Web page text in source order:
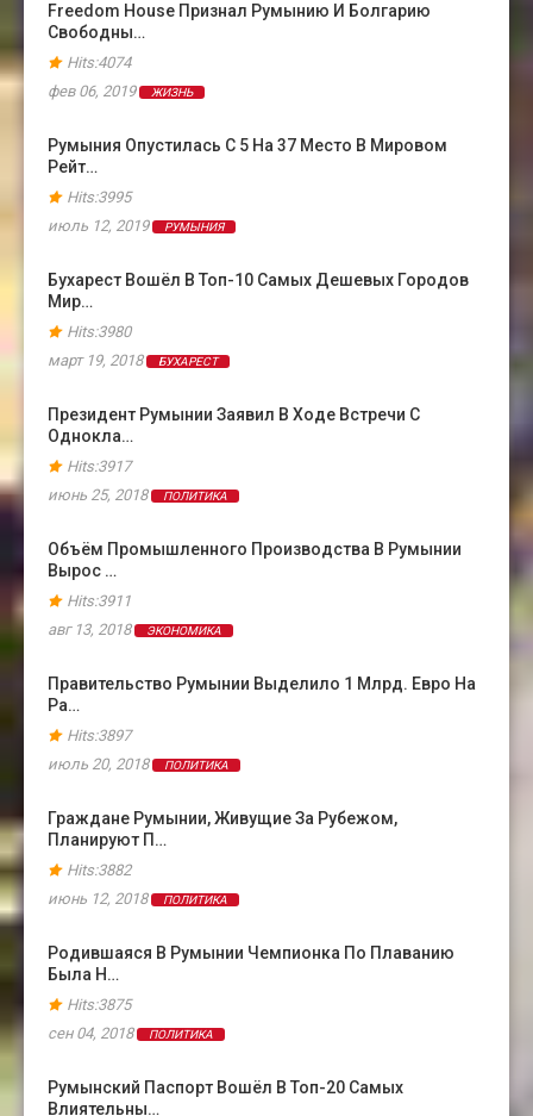
Freedom House Признал Румынию И Болгарию
Свободны…
Hits:4074
фев 06, 2019
ЖИЗНЬ
Румыния Опустилась С 5 На 37 Место В Мировом
Рейт…
Hits:3995
июль 12, 2019
РУМЫНИЯ
Бухарест Вошёл В Топ-10 Самых Дешевых Городов
Мир…
Hits:3980
март 19, 2018
БУХАРЕСТ
Президент Румынии Заявил В Ходе Встречи С
Однокла…
Hits:3917
июнь 25, 2018
ПОЛИТИКА
Объём Промышленного Производства В Румынии
Вырос …
Hits:3911
авг 13, 2018
ЭКОНОМИКА
Правительство Румынии Выделило 1 Млрд. Евро На
Ра…
Hits:3897
июль 20, 2018
ПОЛИТИКА
Граждане Румынии, Живущие За Рубежом,
Планируют П…
Hits:3882
июнь 12, 2018
ПОЛИТИКА
Родившаяся В Румынии Чемпионка По Плаванию
Была Н…
Hits:3875
сен 04, 2018
ПОЛИТИКА
Румынский Паспорт Вошёл В Топ-20 Самых
Влиятельны…